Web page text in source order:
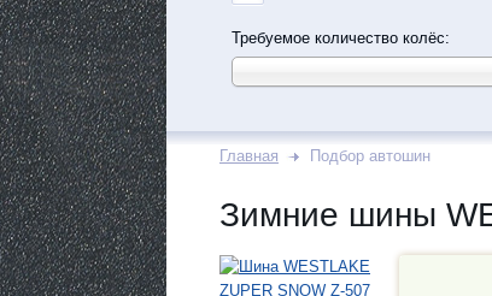
Требуемое количество колёс:
Главная Подбор автошин
Зимние шины